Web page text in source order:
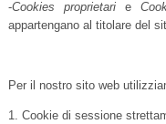
-Cookies proprietarie
appartengano al titolare del
Per il nostro sito web
1. Cookie di sessione